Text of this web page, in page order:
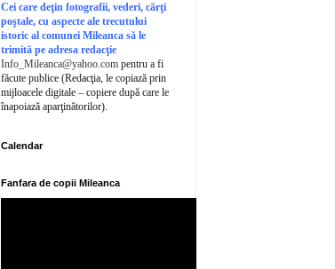
Cei care deţin fotografii, vederi, cărţi
poştale, cu aspecte ale trecutului
istoric al comunei Mileanca să le
trimită pe adresa redacţie
Info_Mileanca@yahoo.com pentru a fi
făcute publice (Redacţia, le copiază prin
mijloacele digitale – copiere după care le
înapoiază aparţinătorilor).
Calendar
Fanfara de copii Mileanca